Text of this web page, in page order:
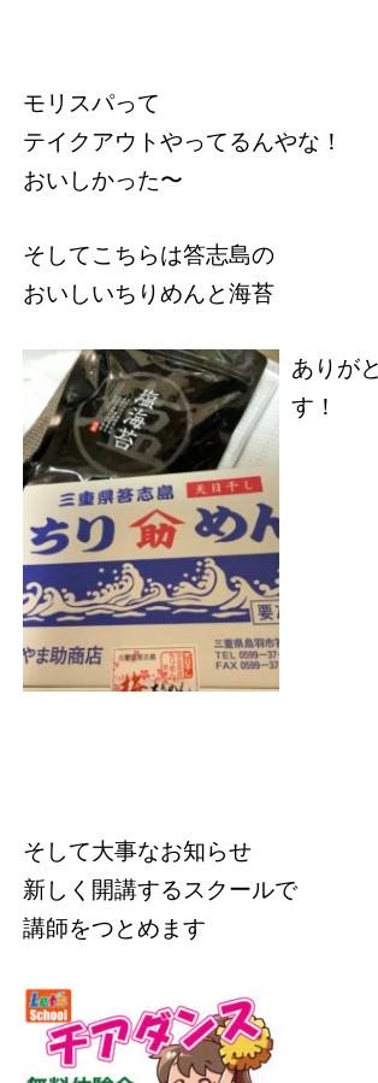
モリスパって
テイクアウトやってるんやな！
おいしかった〜
そしてこちらは答志島の
おいしいちりめんと海苔
ありが
す！
そして大事なお知らせ
新しく開講するスクールで
講師をつとめます